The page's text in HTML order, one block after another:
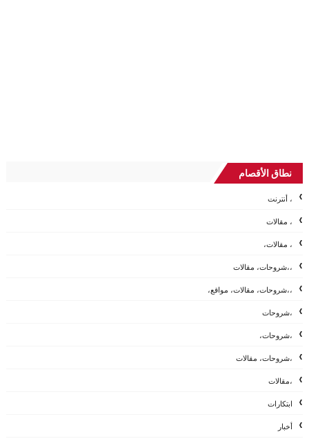
نطاق الأقصام
، أنترنت
، مقالات
، مقالات،
،،شروحات، مقالات
،،شروحات، مقالات، مواقع،
،شروحات
،شروحات،
،شروحات، مقالات
،مقالات
ابتكارات
أخبار